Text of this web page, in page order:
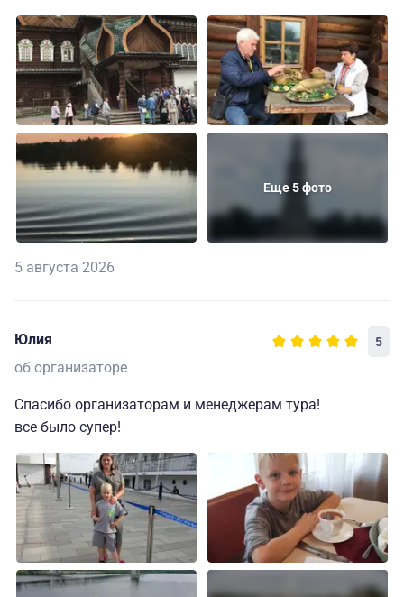
Еще 5 фото
5 августа 2026
Юлия 5
об организаторе
Спасибо организаторам и менеджерам тура!
все было супер!